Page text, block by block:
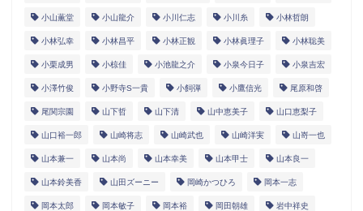
小山薫堂 小山龍介 小川仁志 小川糸 小林哲朗
小林弘幸 小林昌平 小林正観 小林眞理子 小林聡美
小栗成男 小椋佳 小池龍之介 小泉今日子 小泉吉宏
小澤竹俊 小野寺S一貴 小飼弾 小鷹信光 尾原和啓
尾関宗園 山下哲 山下清 山中恵美子 山口恵梨子
山口裕一郎 山崎将志 山崎武也 山崎洋実 山嵜一也
山本兼一 山本尚 山本幸美 山本甲士 山本良一
山本鈴美香 山田ズーニー 岡崎かつひろ 岡本一志
岡本太郎 岡本敏子 岡本裕 岡田朝雄 岩中祥史